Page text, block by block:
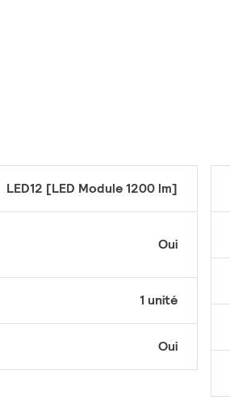
LED12 [LED Module 1200 lm]
Oui
1 unité
Oui